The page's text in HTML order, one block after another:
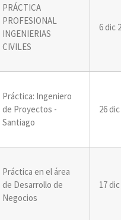
PRÁCTICA
PROFESIONAL
INGENIERIAS
CIVILES
6 dic
Práctica: Ingeniero
de Proyectos -
Santiago
26
Práctica en el área
de Desarrollo de
Negocios
17